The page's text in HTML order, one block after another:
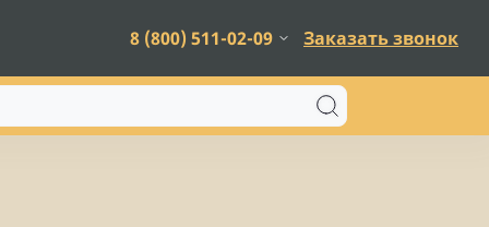
8 (800) 511-02-09 Заказать звонок